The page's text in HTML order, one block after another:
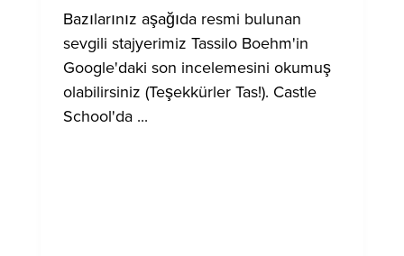
Bazılarınız aşağıda resmi bulunan
sevgili stajyerimiz Tassilo Boehm'in
Google'daki son incelemesini okumuş
olabilirsiniz (Teşekkürler Tas!). Castle
School'da ...